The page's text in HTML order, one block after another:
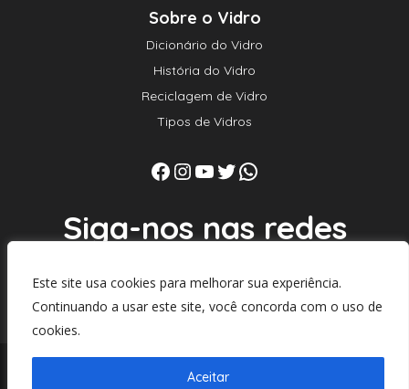
Este site usa cookies para melhorar sua experiência.
Continuando a usar este site, você concorda com o uso de
cookies.
Aceitar
Sobre o Vidro
Dicionário do Vidro
História do Vidro
Reciclagem de Vidro
Tipos de Vidros
Facebook
Instagram
Youtube
Twitter
WhatsApp
Siga-nos nas redes